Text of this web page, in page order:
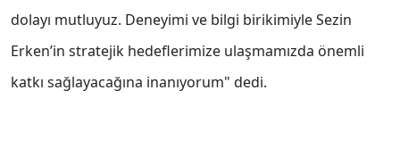
dolayı mutluyuz. Deneyimi ve bilgi birikimiyle Sezin
Erken’in stratejik hedeflerimize ulaşmamızda önemli
katkı sağlayacağına inanıyorum" dedi.